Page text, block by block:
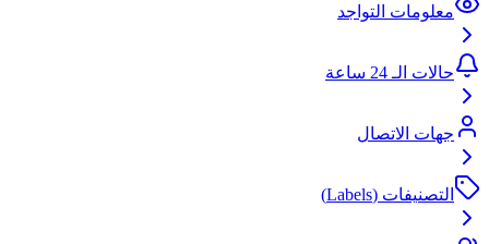
معلومات التواجد
حالات الـ 24 ساعة
جهات الاتصال
التصنيفات (Labels)